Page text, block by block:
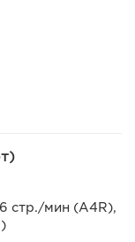
стр./мин (A4R),